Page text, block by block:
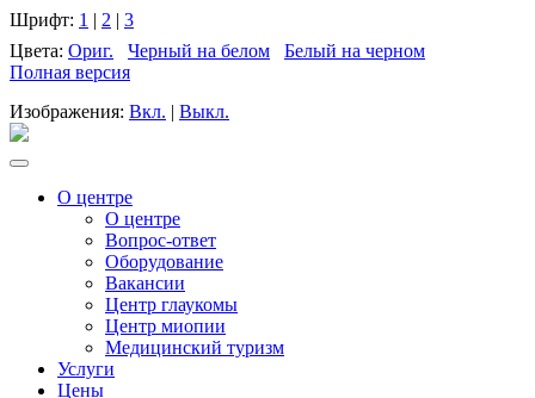
Шрифт: 1 | 2 | 3
Цвета: Ориг. Черный на белом
Белый на черном
Полная версия
Изображения: Вкл. | Выкл.
О центре
О центре
Вопрос-ответ
Оборудование
Вакансии
Центр глаукомы
Центр миопии
Медицинский туризм
Услуги
Цены